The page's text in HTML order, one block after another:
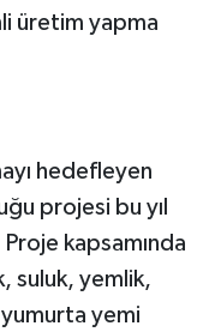
üretim yapma
hedefleyen
projesi bu yıl
kapsamında
suluk, yemlik,
yemi